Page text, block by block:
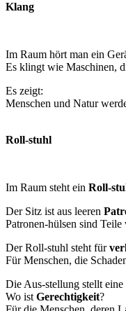
Klang
Im Raum hört man ein
Es klingt wie Maschinen,
Es zeigt:
Menschen und Natur
Roll-stuhl
Im Raum steht ein Roll-
Der Sitz ist aus leeren
Patronen-hülsen sind
Der Roll-stuhl steht für
Für Menschen, die
Die Aus-stellung stellt
Wo ist Gerechtigkeit?